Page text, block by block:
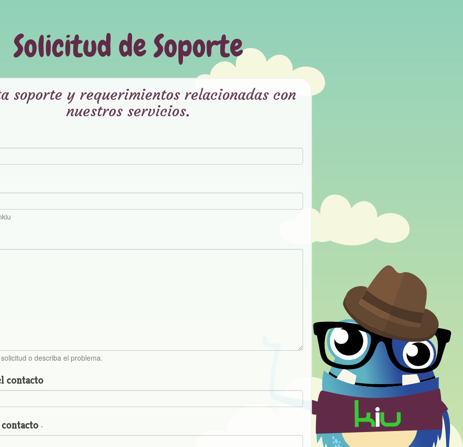
Solicitud de Soporte
soporte y requerimientos relacionadas con
nuestros servicios.
o describa el problema.
contacto
*